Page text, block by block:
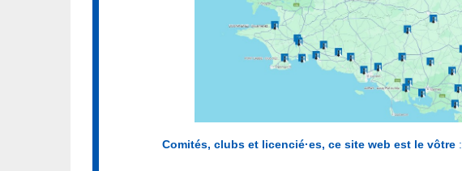
Comités, clubs et licencié·es, ce site web est le vôtre: